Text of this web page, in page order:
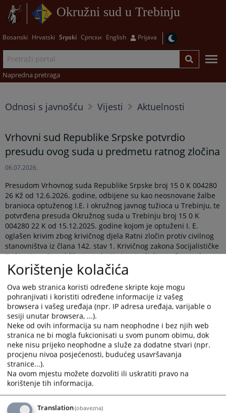
Okružni sud u Trebinju
Bosanski Hrvatski Srpski Српски English Prijava
Napredna pretraga
Odnosi s javnošću Vijesti Aktuelnosti
Vrhovni sud Republike Srpske potvrdio
presudu ovog suda u predmetu ratnog zločina
06.07.2026.
Presudom Vrhovnog suda Republike Srpske broj 15 0 K 004280
26 Kž od 12.6.2026. godine, odbijene su kao neosnovane žalbe
branioca optuženog I.E. i okružnog javnog tužioca u Trebinju, te
potvrđena presuda Okružnog suda u Trebinju broj 15 0 K
004280 22 K od 15.12.2025. godine kojom je optuženi I. E.
oglašen krivim zbog krivičnog djela Ratni zločin protiv civilnog
stanovništva iz člana 142. stav 1. Krivičnog zakona Socijalističke
Federativne Republike Jugoslavije i za to djelo osuđen na kaznu
zatvora u trajanju od 8 (osam) godina.
Navedenom presudom optuženi I. E. oglašen je krivim što je
neutvrđenog dana, u periodu od polovine aprila mjeseca do
približno polovine mjeseca juna 1992. godine, na lokaciji
Mitrinog vrela, u mjestu Miljevina, opština Foča, svjestan svog
djelovanja čiju je posljedicu htio, zajedno sa još jednim licem,
naoružani automatskim puškama, dovezli se automobilom
marke “Lada Niva” bijele boje, pred kuću vlasništvo H.R., potom
izvršili pretres kuće uz prijetnju ubistvom, kada su nezakonito
lišili slobode tri civilna lica A.R., H.M. i R.R. , nakon čega su iste
odvezli do kuće vlasništvo civilnog lica H.H., kojeg su nezakonito
lišili slobode i svu četvoricu oštećenih, zajedno odvezli na
lokalitet Mitrinog vrela, gdje su ih pucanjem iz vatrenog oružja
lišili života.
Korištenje kolačića
Ova web stranica koristi određene skripte koje mogu
pohranjivati i koristiti određene informacije iz vašeg
browsera i vašeg uređaja (npr. IP adresa uređaja, varijable o
sesiji unutar browsera, ...).
Neke od ovih informacija su nam neophodne i bez njih web
stranica ne bi mogla fukcionisati u svom punom obimu, dok
neke nisu prijeko neophodne a služe za dodatne stvari (npr.
procjenu nivoa posjećenosti, budućeg usavršavanja
stranice...).
Na ovom mjestu možete dozvoliti ili uskratiti pravo na
korištenje tih informacija.
Translation(obavezna)